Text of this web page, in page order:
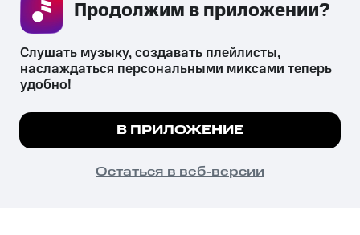
СКАЧАТЬ ПРИЛОЖЕНИЕ
психотропных веществ, их аналогов причиняет вред здоровью,
их незаконный оборот запрещён и влечёт установленную
законодательством ответственность.
© 2026 ООО «КИОН».
Все права защищены
Мы используем куки, чтобы на сайте все
Подробнее
ПОНЯТНО
Слушать музыку, создавать плейлисты,
наслаждаться персональными миксами теперь
удобно!
В ПРИЛОЖЕНИЕ
Остаться в веб-версии